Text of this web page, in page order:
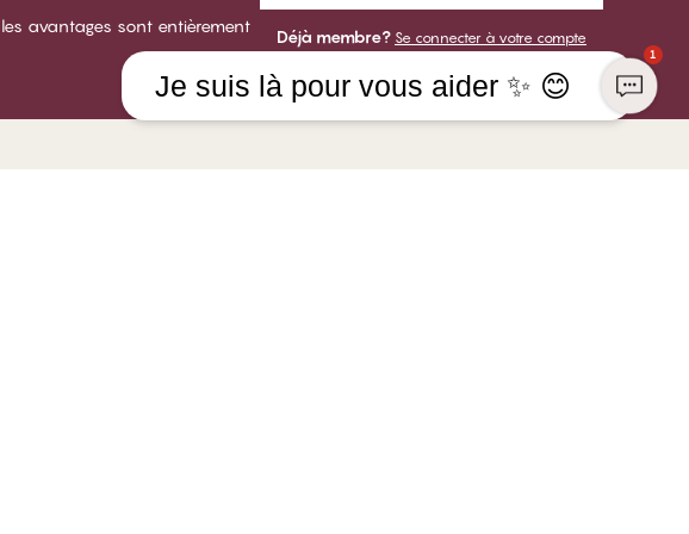
avantages sont entièrement
Déjà membre? Se connecter à votre compte
1
Je suis là pour vous aider ✨ 😊